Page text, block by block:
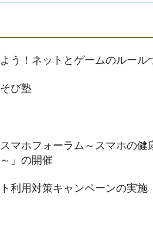
う！ネットとゲームのルール
び塾
スマホフォーラム～スマホの健
」の開催
利用対策キャンペーンの実施